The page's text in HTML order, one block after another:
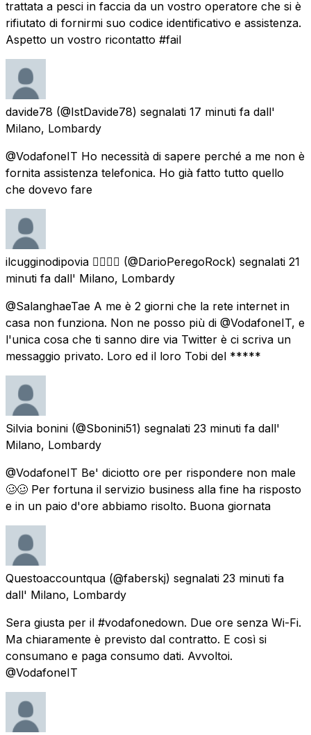
trattata a pesci in faccia da un vostro operatore che si è
rifiutato di fornirmi suo codice identificativo e assistenza.
Aspetto un vostro ricontatto #fail
davide78 (@IstDavide78) segnalati 17 minuti fa dall'
Milano, Lombardy
@VodafoneIT Ho necessità di sapere perché a me non è
fornita assistenza telefonica. Ho già fatto tutto quello
che dovevo fare
ilcugginodipovia 🏳️‍🌈🏀🐧 (@DarioPeregoRock) segnalati 21
minuti fa dall' Milano, Lombardy
@SalanghaeTae A me è 2 giorni che la rete internet in
casa non funziona. Non ne posso più di @VodafoneIT, e
l'unica cosa che ti sanno dire via Twitter è ci scriva un
messaggio privato. Loro ed il loro Tobi del *****
Silvia bonini (@Sbonini51) segnalati 23 minuti fa dall'
Milano, Lombardy
@VodafoneIT Be' diciotto ore per rispondere non male
🥴🥴 Per fortuna il servizio business alla fine ha risposto
e in un paio d'ore abbiamo risolto. Buona giornata
Questoaccountqua (@faberskj) segnalati 23 minuti fa
dall' Milano, Lombardy
Sera giusta per il #vodafonedown. Due ore senza Wi-Fi.
Ma chiaramente è previsto dal contratto. E così si
consumano e paga consumo dati. Avvoltoi.
@VodafoneIT